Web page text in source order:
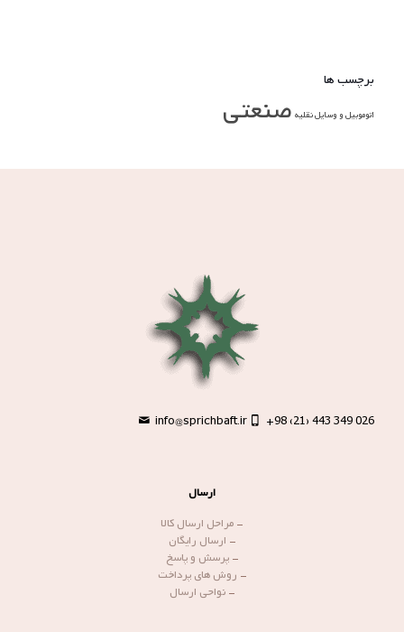
برچسب ها
اتوموبیل و وسایل نقلیه صنعتی
+98 (21) 443 349 026
info@sprichbaft.ir
ارسال
- مراحل ارسال کالا
- ارسال رایگان
-پرسش و پاسخ
- روش های پرداخت
-نواحی ارسال